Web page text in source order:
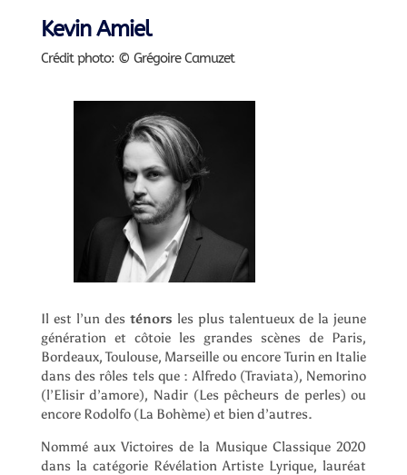
Kevin Amiel
Crédit photo: © Grégoire Camuzet
Il est l’un des ténors les plus talentueux de la jeune
génération et côtoie les grandes scènes de Paris,
Bordeaux, Toulouse, Marseille ou encore Turin en Italie
dans des rôles tels que : Alfredo (Traviata), Nemorino
(l’Elisir d’amore), Nadir (Les pêcheurs de perles) ou
encore Rodolfo (La Bohème) et bien d’autres.
Nommé aux Victoires de la Musique Classique 2020
dans la catégorie Révélation Artiste Lyrique, lauréat